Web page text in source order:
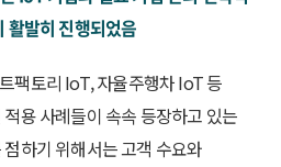
활발히 진행되었음
팩토리 IoT, 자율주행차 IoT 등
용 사례들이 속속 등장하고 있는
하기 위해서는 고객 수요와